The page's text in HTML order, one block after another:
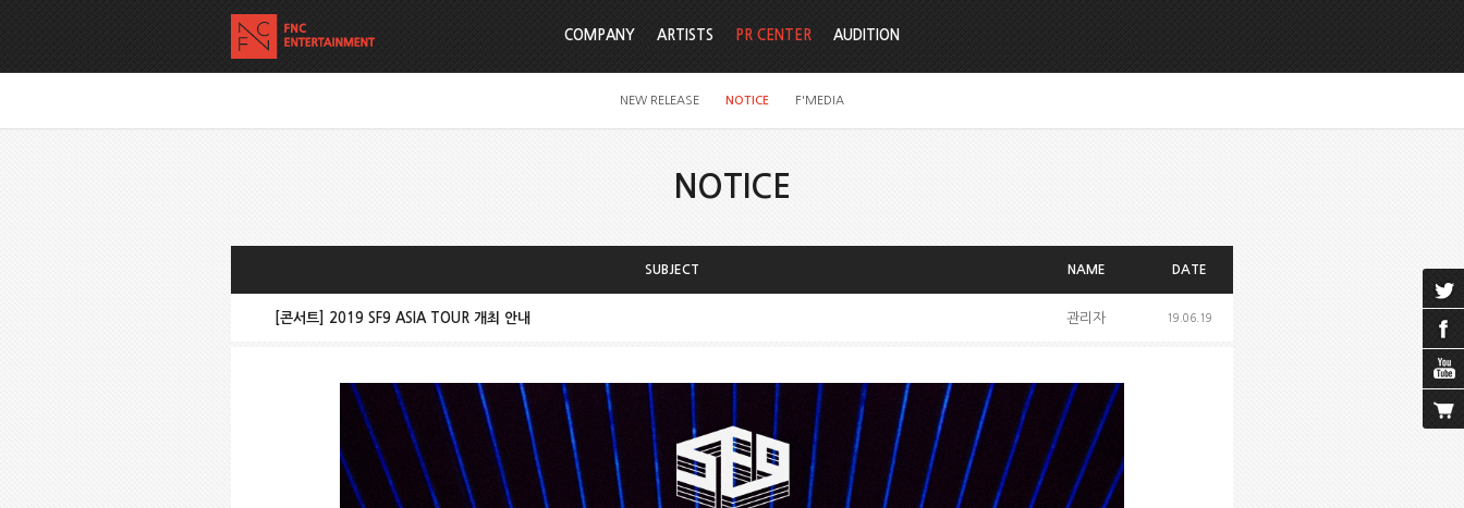
COMPANY ARTISTS PR CENTER
NEW RELEASE NOTICE F'MEDIA
AUDITION
NOTICE
SUBJECT NAME DATE
[콘서트] 2019 SF9 ASIA TOUR 개최 안내 관리자 19.06.19